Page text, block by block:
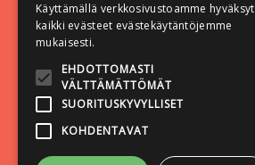
Tietosuojaseloste
Saavutettavuusseloste
Seuraa meitä:
Käyttämällä verkkosivustoamme hyväksyt
kaikki evästeet evästekäytäntöjemme
mukaisesti.
EHDOTTOMASTI
VÄLTTÄMÄTTÖMÄT
SUORITUSKYVYLLISET
KOHDENTAVAT